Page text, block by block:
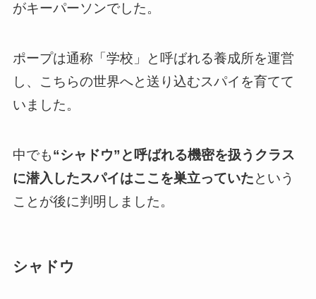
がキーパーソンでした。
ポープは通称「学校」と呼ばれる養成所を運営
し、こちらの世界へと送り込むスパイを育てて
いました。
中でも“シャドウ”と呼ばれる機密を扱うクラス
に潜入したスパイはここを巣立っていたという
ことが後に判明しました。
シャドウ